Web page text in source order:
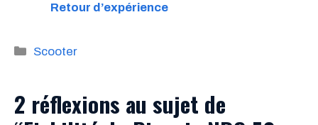
Retour d’expérience
Catégories
Scooter
2 réflexions au sujet de